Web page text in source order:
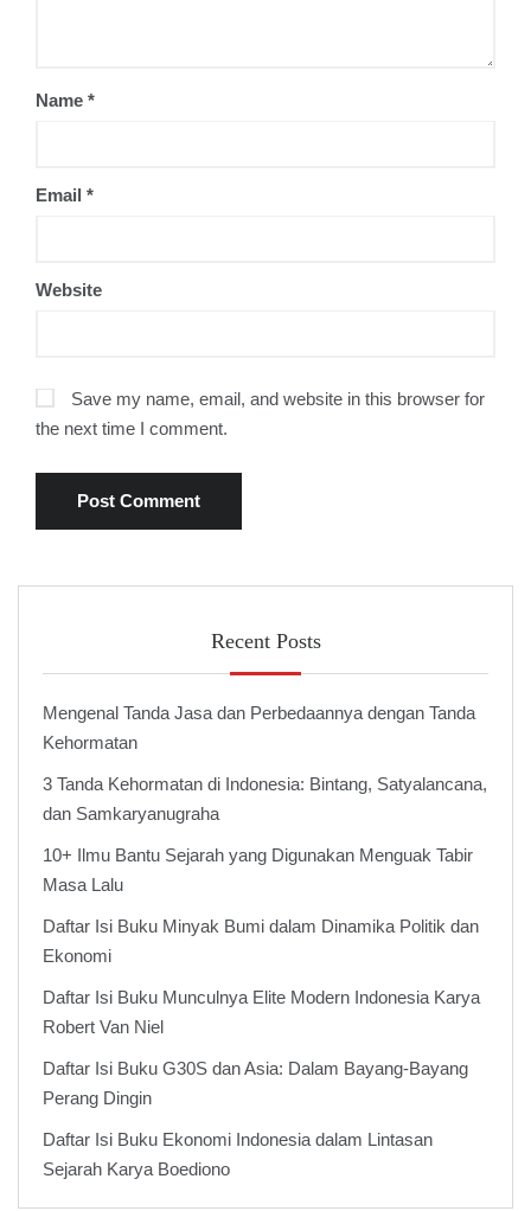
Name *
Email *
Website
Save my name, email, and website in this browser for
the next time I comment.
Recent Posts
Mengenal Tanda Jasa dan Perbedaannya dengan Tanda
Kehormatan
3 Tanda Kehormatan di Indonesia: Bintang, Satyalancana,
dan Samkaryanugraha
10+ Ilmu Bantu Sejarah yang Digunakan Menguak Tabir
Masa Lalu
Daftar Isi Buku Minyak Bumi dalam Dinamika Politik dan
Ekonomi
Daftar Isi Buku Munculnya Elite Modern Indonesia Karya
Robert Van Niel
Daftar Isi Buku G30S dan Asia: Dalam Bayang-Bayang
Perang Dingin
Daftar Isi Buku Ekonomi Indonesia dalam Lintasan
Sejarah Karya Boediono